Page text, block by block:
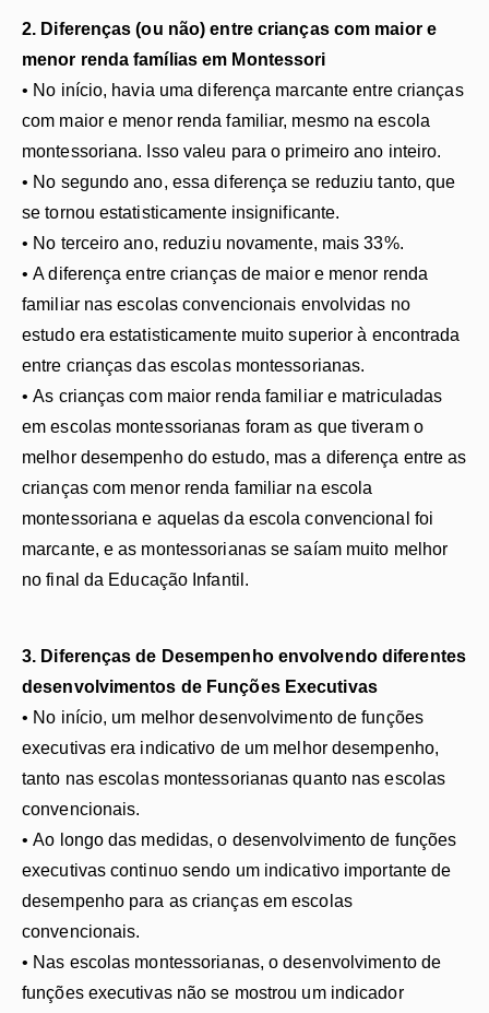
2. Diferenças (ou não) entre crianças com maior e
menor renda famílias em Montessori
• No início, havia uma diferença marcante entre crianças
com maior e menor renda familiar, mesmo na escola
montessoriana. Isso valeu para o primeiro ano inteiro.
• No segundo ano, essa diferença se reduziu tanto, que
se tornou estatisticamente insignificante.
• No terceiro ano, reduziu novamente, mais 33%.
• A diferença entre crianças de maior e menor renda
familiar nas escolas convencionais envolvidas no
estudo era estatisticamente muito superior à encontrada
entre crianças das escolas montessorianas.
• As crianças com maior renda familiar e matriculadas
em escolas montessorianas foram as que tiveram o
melhor desempenho do estudo, mas a diferença entre as
crianças com menor renda familiar na escola
montessoriana e aquelas da escola convencional foi
marcante, e as montessorianas se saíam muito melhor
no final da Educação Infantil.
3. Diferenças de Desempenho envolvendo diferentes
desenvolvimentos de Funções Executivas
• No início, um melhor desenvolvimento de funções
executivas era indicativo de um melhor desempenho,
tanto nas escolas montessorianas quanto nas escolas
convencionais.
• Ao longo das medidas, o desenvolvimento de funções
executivas continuo sendo um indicativo importante de
desempenho para as crianças em escolas
convencionais.
• Nas escolas montessorianas, o desenvolvimento de
funções executivas não se mostrou um indicador